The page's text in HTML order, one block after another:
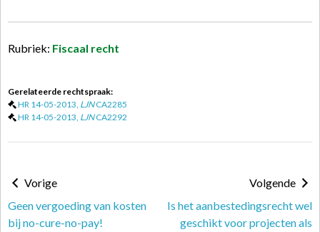
Rubriek: Fiscaal recht
Gerelateerde rechtspraak:
HR 14-05-2013, LJNCA2285
HR 14-05-2013, LJNCA2292
Vorige
Geen vergoeding van kosten
bij no-cure-no-pay!
Volgende
Is het aanbestedingsrecht wel
geschikt voor projecten als